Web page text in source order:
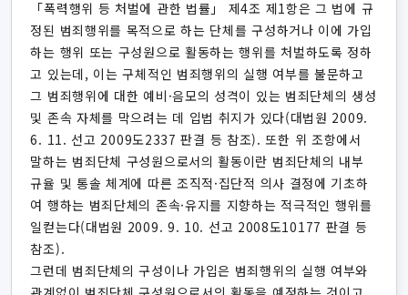
「폭력행위 등 처벌에 관한 법률」 제4조 제1항은 그 법에 규
정된 범죄행위를 목적으로 하는 단체를 구성하거나 이에 가입
하는 행위 또는 구성원으로 활동하는 행위를 처벌하도록 정하
고 있는데, 이는 구체적인 범죄행위의 실행 여부를 불문하고
그 범죄행위에 대한 예비·음모의 성격이 있는 범죄단체의 생성
및 존속 자체를 막으려는 데 입법 취지가 있다(대법원 2009.
6. 11. 선고 2009도2337 판결 등 참조). 또한 위 조항에서
말하는 범죄단체 구성원으로서의 활동이란 범죄단체의 내부
규율 및 통솔 체계에 따른 조직적·집단적 의사 결정에 기초하
여 행하는 범죄단체의 존속·유지를 지향하는 적극적인 행위를
일컫는다(대법원 2009. 9. 10. 선고 2008도10177 판결 등
참조).
그런데 범죄단체의 구성이나 가입은 범죄행위의 실행 여부와